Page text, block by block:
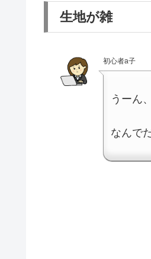
生地が雑
初心者a子
うーん
なんで